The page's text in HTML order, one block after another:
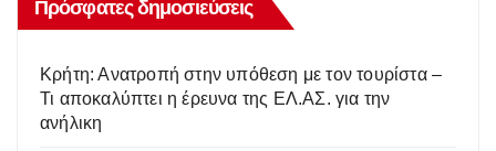
Πρόσφατες δημοσιεύσεις
Κρήτη: Ανατροπή στην υπόθεση με τον τουρίστα –
Τι αποκαλύπτει η έρευνα της ΕΛ.ΑΣ. για την
ανήλικη